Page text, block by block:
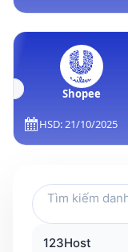
Shopee
HSD: 21/10/2025
Tìm
kiếm
danh
mục
123Host